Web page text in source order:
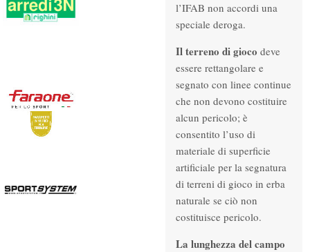
l’IFAB non accordi una
speciale deroga.
Il terreno di gioco deve
essere rettangolare e
segnato con linee continue
che non devono costituire
alcun pericolo; è
consentito l’uso di
materiale di superficie
artificiale per la segnatura
di terreni di gioco in erba
naturale se ciò non
costituisce pericolo.
La lunghezza del campo